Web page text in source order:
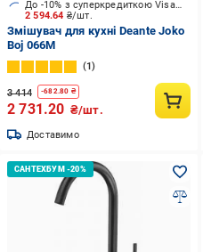
2 594.64 ₴/шт.
До -10% з суперкредиткою Visa Вигода
Змішувач для кухні Deante Joko
Boj 066M
1
3 414 -682.80 ₴
2 731.20 ₴/шт.
Доставимо